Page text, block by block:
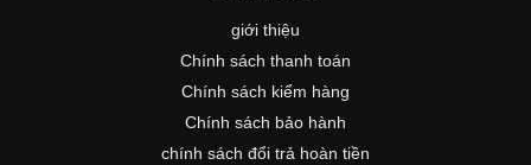
giới thiệu
Chính sách thanh toán
Chính sách kiểm hàng
Chính sách bảo hành
chính sách đổi trả hoàn tiền